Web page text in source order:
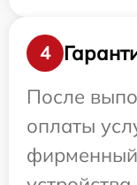
4
После
оплаты